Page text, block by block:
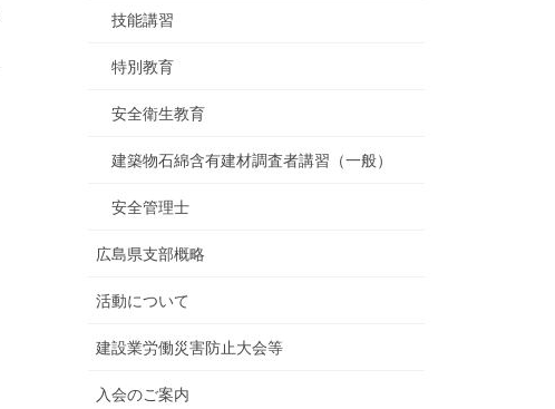
技能講習
特別教育
安全衛生教育
建築物石綿含有建材調査者講習（一般）
安全管理士
広島県支部概略
活動について
建設業労働災害防止大会等
入会のご案内